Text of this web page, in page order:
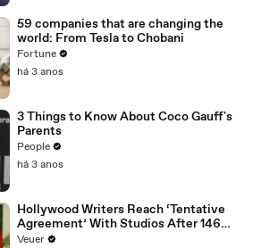
59 companies that are changing the
world: From Tesla to Chobani
Fortune
há 3 anos
3 Things to Know About Coco Gauff's
Parents
People
há 3 anos
Hollywood Writers Reach ‘Tentative
Agreement’ With Studios After 146
Day Strike
Veuer